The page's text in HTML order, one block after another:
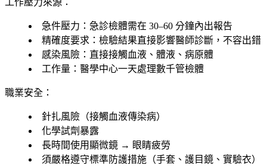
工作壓力來源：
急件壓力 ：急診檢體需在 30–60 分鐘內出報告
精確度要求 ：檢驗結果直接影響醫師診斷，不容出錯
感染風險 ：直接接觸血液、體液、病原體
工作量 ：醫學中心一天處理數千管檢體
職業安全：
針扎風險（接觸血液傳染病）
化學試劑暴露
長時間使用顯微鏡 → 眼睛疲勞
須嚴格遵守標準防護措施（手套、護目鏡、實驗衣）